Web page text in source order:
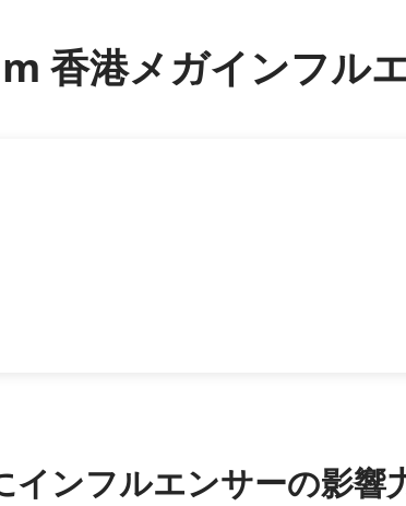
香港メガインフル
ンフルエンサーの影響